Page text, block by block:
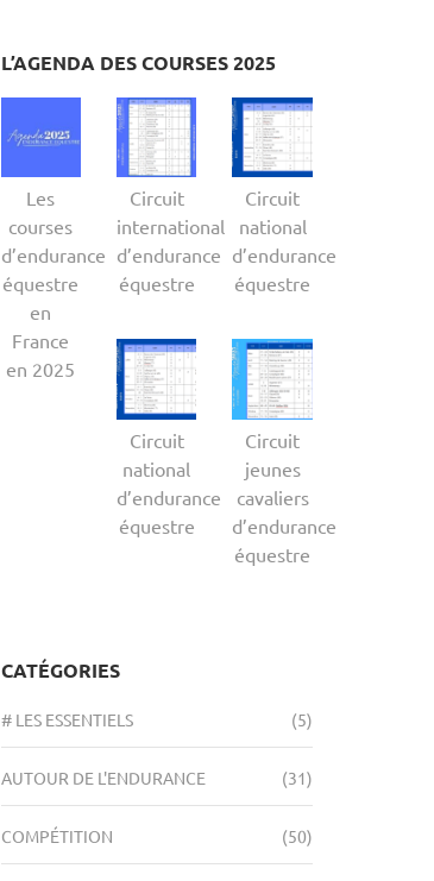
L’AGENDA DES COURSES 2025
Les
courses
d’endurance
équestre
en
France
en 2025
Circuit
international
d’endurance
équestre
Circuit
national
d’endurance
équestre
Circuit
national
d’endurance
équestre
Circuit
jeunes
cavaliers
d’endurance
équestre
CATÉGORIES
# LES ESSENTIELS (5)
AUTOUR DE L'ENDURANCE (31)
COMPÉTITION (50)